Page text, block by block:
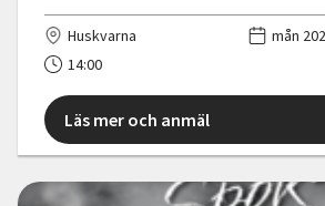
Huskvarna
mån
14:00
Läs mer och anmäl